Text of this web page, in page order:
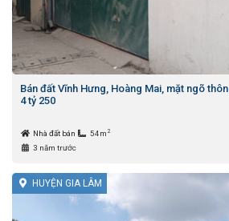
Bán đất Vĩnh Hưng, Hoàng Mai, mặt ngõ
4 tỷ 250
Nhà đất bán 54m 2
3 năm trước
HUYỆN GIA LÂM